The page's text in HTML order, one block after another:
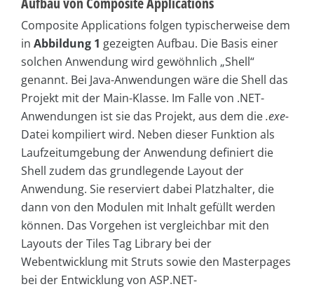
Composite Applications folgen typischerweise dem
in Abbildung 1 gezeigten Aufbau. Die Basis einer
solchen Anwendung wird gewöhnlich „Shell“
genannt. Bei Java-Anwendungen wäre die Shell das
Projekt mit der Main-Klasse. Im Falle von .NET-
Anwendungen ist sie das Projekt, aus dem die.exe-
Datei kompiliert wird. Neben dieser Funktion als
Laufzeitumgebung der Anwendung definiert die
Shell zudem das grundlegende Layout der
Anwendung. Sie reserviert dabei Platzhalter, die
dann von den Modulen mit Inhalt gefüllt werden
können. Das Vorgehen ist vergleichbar mit den
Layouts der Tiles Tag Library bei der
Webentwicklung mit Struts sowie den Masterpages
bei der Entwicklung von ASP.NET-